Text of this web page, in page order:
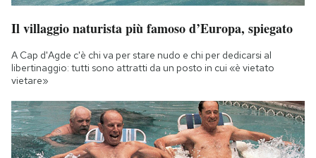
Il villaggio naturista più famoso d’Europa, spiegato
A Cap d'Agde c'è chi va per stare nudo e chi per dedicarsi al
libertinaggio: tutti sono attratti da un posto in cui «è vietato
vietare»